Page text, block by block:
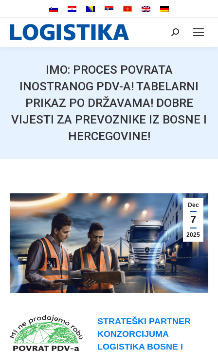
Search:
IMO: PROCES POVRATA
INOSTRANOG PDV-A! TABELARNI
PRIKAZ PO DRŽAVAMA! DOBRE
VIJESTI ZA PREVOZNIKE IZ BOSNE I
HERCEGOVINE!
Dec
7
2025
STRATEŠKI PARTNER
KONZORCIJUMA
LOGISTIKA BOSNE I